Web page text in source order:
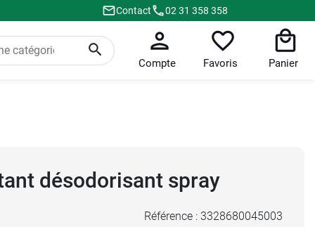
Contact 02 31 358 358
Compte Favoris Panier
désodorisant spray
Référence : 3328680045003